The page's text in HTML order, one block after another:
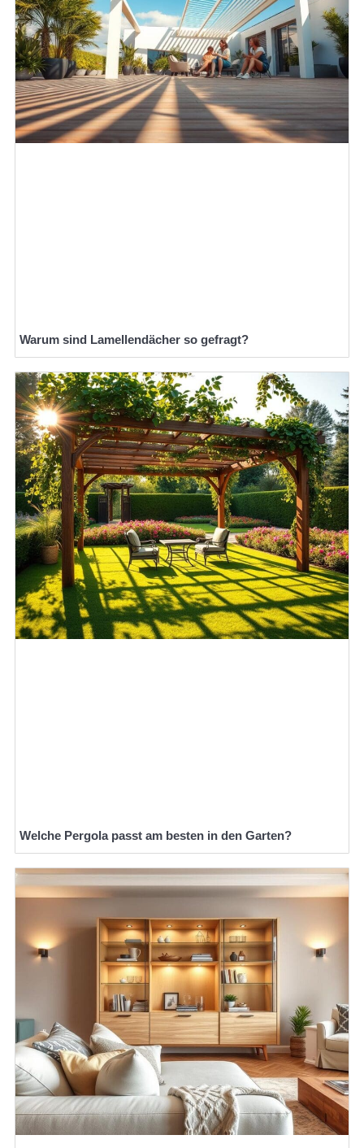
Warum sind Lamellendächer so gefragt?
Welche Pergola passt am besten in den Garten?